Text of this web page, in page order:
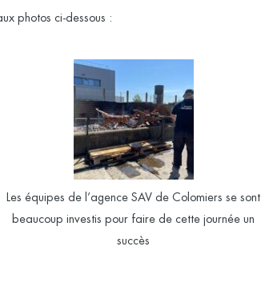
photos ci-dessous :
Les équipes de l’agence SAV de Colomiers se sont
beaucoup investis pour faire de cette journée un
succès